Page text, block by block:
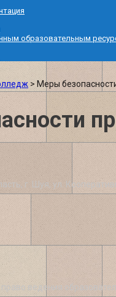
образовательным
> Меры
г. Шуя, ул.
ведения